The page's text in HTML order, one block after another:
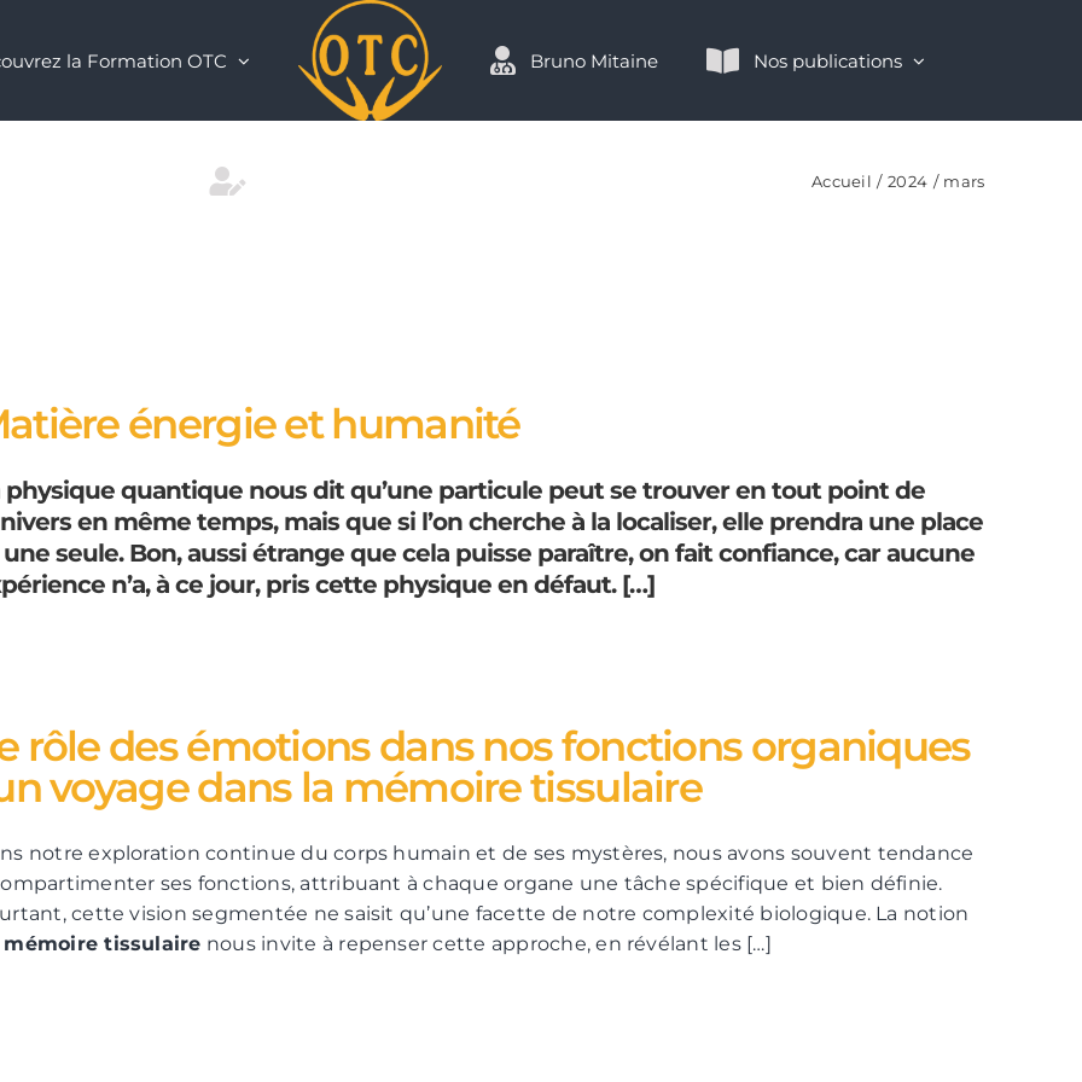
la Formation OTC Bruno Mitaine Nos publications
Accueil 2024 mars
énergie et humanité
physique quantique nous dit qu’une particule peut se trouver en tout point de
en même temps, mais que si l’on cherche à la localiser, elle prendra une place
seule. Bon, aussi étrange que cela puisse paraître, on fait confiance, car aucune
n’a, à ce jour, pris cette physique en défaut. […]
rôle des émotions dans nos fonctions organiques
voyage dans la mémoire tissulaire
notre exploration continue du corps humain et de ses mystères, nous avons souvent tendance
ses fonctions, attribuant à chaque organe une tâche spécifique et bien définie.
cette vision segmentée ne saisit qu’une facette de notre complexité biologique. La notion
mémoire tissulaire nous invite à repenser cette approche, en révélant les […]